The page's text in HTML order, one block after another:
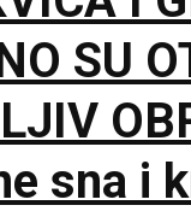
SU
sna i